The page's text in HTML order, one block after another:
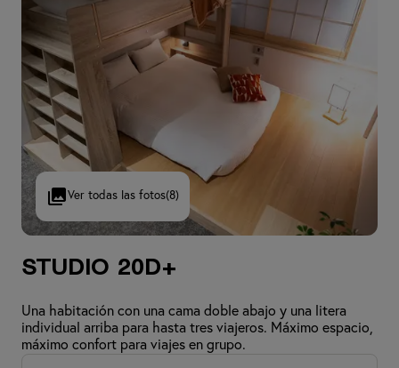
Ver todas las fotos(8)
Studio 20D+
Una habitación con una cama doble abajo y una litera
individual arriba para hasta tres viajeros. Máximo espacio,
máximo confort para viajes en grupo.